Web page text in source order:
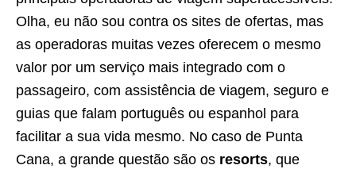
Olha, eu não sou contra os sites de ofertas, mas
as operadoras muitas vezes oferecem o mesmo
valor por um serviço mais integrado com o
passageiro, com assistência de viagem, seguro e
guias que falam português ou espanhol para
facilitar a sua vida mesmo. No caso de Punta
Cana, a grande questão são os resorts, que